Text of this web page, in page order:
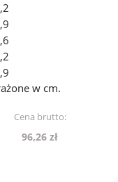
w cm.
Cena brutto:
96,26 zł